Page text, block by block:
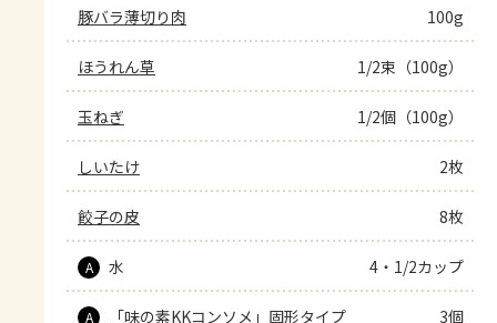
豚バラ薄切り肉 100g
ほうれん草 1/2束（100g）
玉ねぎ 1/2個（100g）
しいたけ 2枚
餃子の皮 8枚
A 水 4・1/2カップ
A 「味の素KKコンソメ」固形タイプ 3個